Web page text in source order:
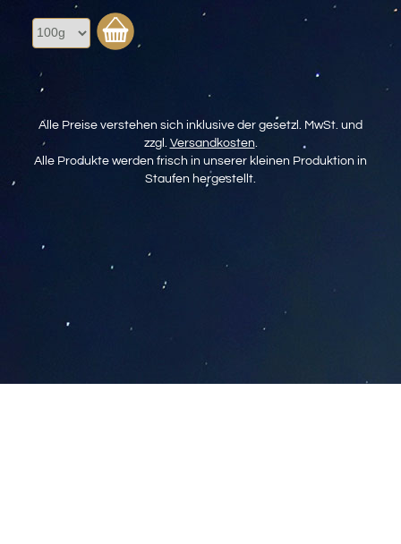
Alle Preise verstehen sich inklusive der gesetzl. MwSt. und
zzgl. Versandkosten
Alle Produkte werden frisch in unserer kleinen Produktion in
Staufen hergestellt.